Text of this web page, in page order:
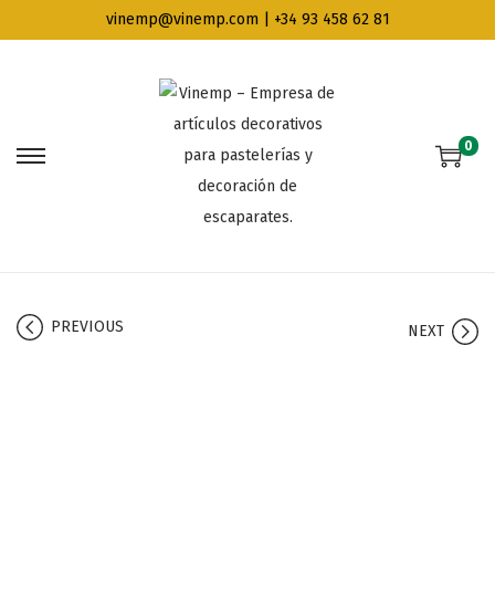
vinemp@vinemp.com | +34 93 458 62 81
0
PREVIOUS NEXT